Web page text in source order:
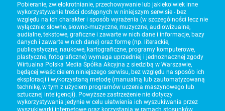
Pobieranie, zwielokrotnianie, przechowywanie lub jakiekolwiek inne
wykorzystywanie treści dostępnych w niniejszym serwisie - bez
względu na ich charakter i sposób wyrażenia (w szczególności lecz nie
wyłącznie: słowne, słowno-muzyczne, muzyczne, audiowizualne,
audialne, tekstowe, graficzne i zawarte w nich dane i informacje, bazy
danych i zawarte w nich dane) oraz formę (np. literackie,
publicystyczne, naukowe, kartograficzne, programy komputerowe,
plastyczne, fotograficzne) wymaga uprzedniej i jednoznacznej zgody
Wirtualna Polska Media Spółka Akcyjna z siedzibą w Warszawie,
będącej właścicielem niniejszego serwisu, bez względu na sposób ich
eksploracji i wykorzystaną metodę (manualną lub zautomatyzowaną
technikę, w tym z użyciem programów uczenia maszynowego lub
sztucznej inteligencji). Powyższe zastrzeżenie nie dotyczy
wykorzystywania jedynie w celu ułatwienia ich wyszukiwania przez
wyszukiwarki internetowe oraz korzystania w ramach stosunków